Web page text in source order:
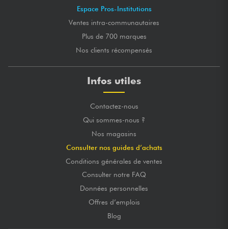
Espace Pros-Institutions
Ventes intra-communautaires
Plus de 700 marques
Nos clients récompensés
Infos utiles
Contactez-nous
Qui sommes-nous ?
Nos magasins
Consulter nos guides d’achats
Conditions générales de ventes
Consulter notre FAQ
Données personnelles
Offres d’emplois
Blog